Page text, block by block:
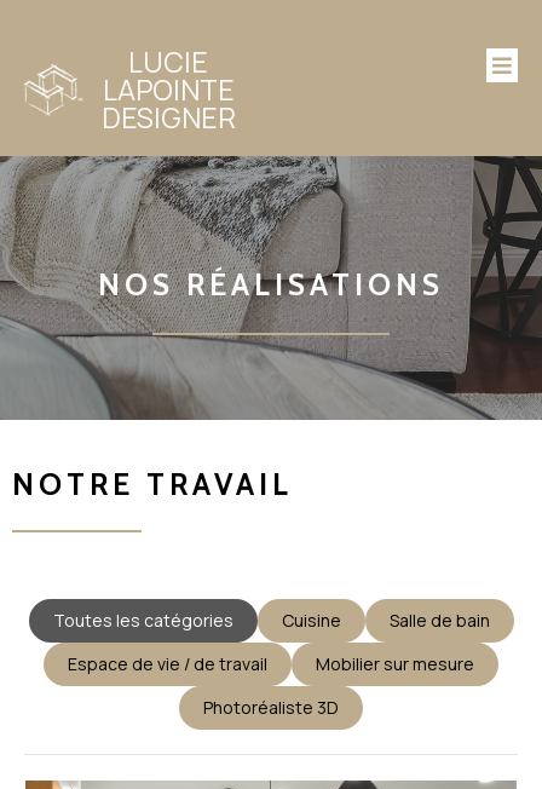
LUCIE
LAPOINTE
DESIGNER
NOS RÉALISATIONS
NOTRE TRAVAIL
Toutes les catégories Cuisine
Salle de bain
Espace de vie / de travail
Mobilier sur mesure
Photoréaliste 3D